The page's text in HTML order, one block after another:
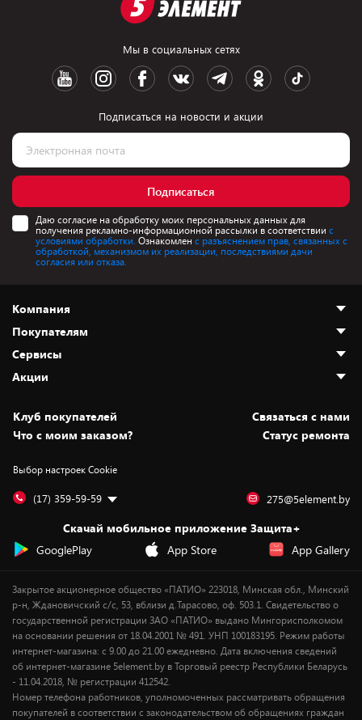
Мы в социальных сетях
Подписаться на новости и акции
Подписаться
Даю согласие на обработку моих персональных данных для
получения рекламно-информационной рассылки в соответствии с
условиями обработки. Ознакомлен с разъяснением прав, связанных с
обработкой, механизмом их реализации, последствиями дачи
согласия или отказа.
Компания
О нас
Адреса магазинов
Новости
Статьи и обзоры
Вакансии
Дай пять добру!
Покупателям
Как сделать заказ
Оплата и доставка
Безналичный расчёт
Обмен и возврат товара
Обработка персональных данных
Подарочные карты
Сервисы
Установка техники
Для игровых консолей
Для мобильных устройств
Для компьютеров
Сервисные центры
Акции
Скидки и промокоды
Белорусские товары
Бонусы
Оплата частями
Новинки
Клуб покупателей
Cвязаться с нами
Что с моим заказом?
Статус ремонта
Выбор настроек Cookie
(17) 359-59-59 275@5element.by
Скачай мобильное приложение Защита+
GooglePlay
App Store App Gallery
Закрытое акционерное общество «ПАТИО» 223018, Минская обл., Минский
р-н, Ждановичский с/с, 53, вблизи д.Тарасово, оф. 503.1. Свидетельство о
государственной регистрации ЗАО «ПАТИО» выдано Мингорисполкомом
на основании решения от 18.04.2001 № 491. УНП 100183195. Режим работы
интернет-магазина: с 9.00 до 21.00 ежедневно. Дата включения сведений
об интернет-магазине 5element.by в Торговый реестр Республики Беларусь
- 11.04.2018, № регистрации 412542.
Номер телефона работников, уполномоченных рассматривать обращения
покупателей в соответствии с законодательством об обращениях граждан